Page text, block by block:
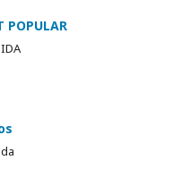
POPULAR